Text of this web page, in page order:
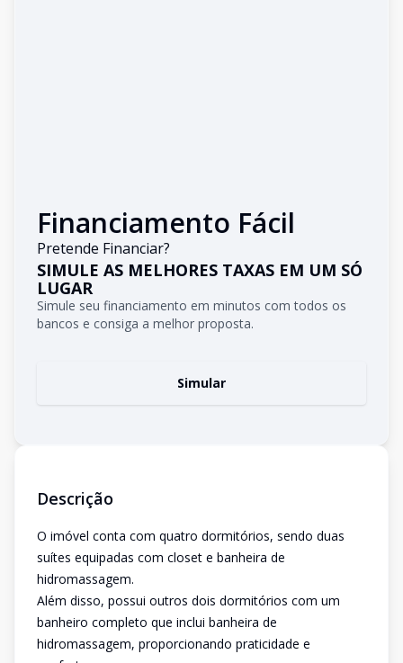
Financiamento Fácil
Pretende Financiar?
SIMULE AS MELHORES TAXAS EM UM SÓ
LUGAR
Simule seu financiamento em minutos com todos os
bancos e consiga a melhor proposta.
Simular
Descrição
O imóvel conta com quatro dormitórios, sendo duas
suítes equipadas com closet e banheira de
hidromassagem.
Além disso, possui outros dois dormitórios com um
banheiro completo que inclui banheira de
hidromassagem, proporcionando praticidade e